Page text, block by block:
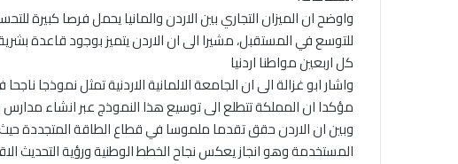
واوضح ان الميزان التجاري بين الاردن والمانيا يحمل فرصا كبيرة
للتوسع في المستقبل، مشيرا الى ان الاردن يتميز بوجود قاعدة
كل اربعين مواطنا اردنيا
واشار ابو غزالة الى ان الجامعة الالمانية الاردنية تمثل نموذجا ناجحا
مؤكدا ان المملكة تتطلع الى توسيع هذا النموذج عبر انشاء مدارس
المستخدمة وهو انجاز يعكس نجاح الخطط الوطنية ورؤية التحديث